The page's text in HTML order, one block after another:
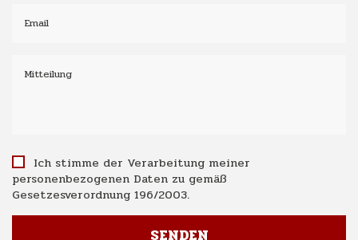
Ich stimme der Verarbeitung meiner
personenbezogenen Daten zu gemäß
Gesetzesverordnung 196/2003.